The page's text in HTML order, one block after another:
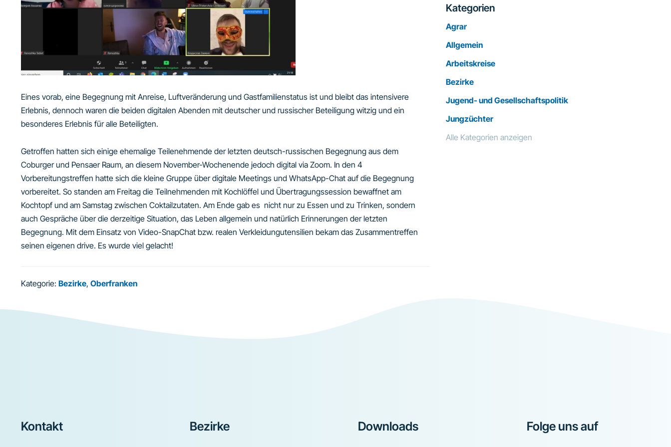
Eines vorab, eine Begegnung mit Anreise, Luftveränderung und Gastfamilienstatus ist und bleibt das intensivere
Erlebnis, dennoch waren die beiden digitalen Abenden mit deutscher und russischer Beteiligung witzig und ein
besonderes Erlebnis für alle Beteiligten.
Getroffen hatten sich einige ehemalige Teilenehmende der letzten deutsch-russischen Begegnung aus dem
Coburger und Pensaer Raum, an diesem November-Wochenende jedoch digital via Zoom. In den 4
Vorbereitungstreffen hatte sich die kleine Gruppe über digitale Meetings und WhatsApp-Chat auf die Begegnung
vorbereitet. So standen am Freitag die Teilnehmenden mit Kochlöffel und Übertragungssession bewaffnet am
Kochtopf und am Samstag zwischen Coktailzutaten. Am Ende gab es nicht nur zu Essen und zu Trinken, sondern
auch Gespräche über die derzeitige Situation, das Leben allgemein und natürlich Erinnerungen der letzten
Begegnung. Mit dem Einsatz von Video-SnapChat bzw. realen Verkleidungutensilien bekam das Zusammentreffen
seinen eigenen drive. Es wurde viel gelacht!
Kategorie: Bezirke, Oberfranken
Kategorien
Agrar
Allgemein
Arbeitskreise
Bezirke
Jugend- und Gesellschaftspolitik
Jungzüchter
Alle Kategorien anzeigen
Footer
Kontakt Bezirke Downloads Folge uns auf